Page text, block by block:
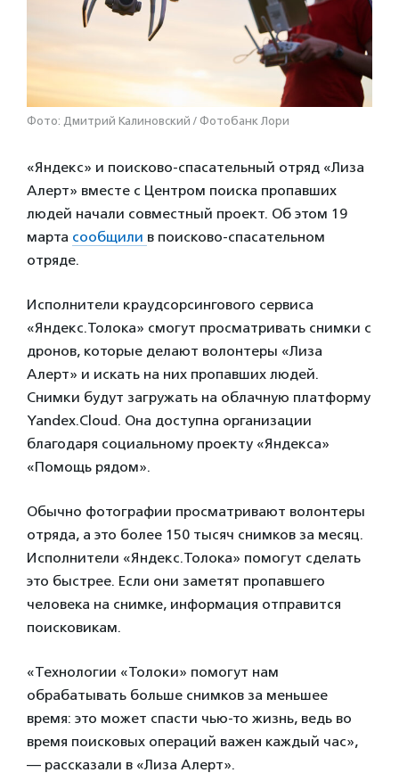
Фото: Дмитрий Калиновский / Фотобанк Лори
«Яндекс» и поисково-спасательный отряд «Лиза
Алерт» вместе с Центром поиска пропавших
людей начали совместный проект. Об этом 19
марта сообщили в поисково-спасательном
отряде.
Исполнители краудсорсингового сервиса
«Яндекс.Толока» смогут просматривать снимки с
дронов, которые делают волонтеры «Лиза
Алерт» и искать на них пропавших людей.
Снимки будут загружать на облачную платформу
Yandex.Cloud. Она доступна организации
благодаря социальному проекту «Яндекса»
«Помощь рядом».
Обычно фотографии просматривают волонтеры
отряда, а это более 150 тысяч снимков за месяц.
Исполнители «Яндекс.Толока» помогут сделать
это быстрее. Если они заметят пропавшего
человека на снимке, информация отправится
поисковикам.
«Технологии «Толоки» помогут нам
обрабатывать больше снимков за меньшее
время: это может спасти чью-то жизнь, ведь во
время поисковых операций важен каждый час»,
— рассказали в «Лиза Алерт».